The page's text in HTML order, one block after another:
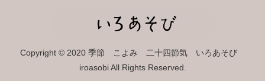
Copyright © 2020 季節 こよみ 二十四節気 いろあそび
iroasobi All Rights Reserved.